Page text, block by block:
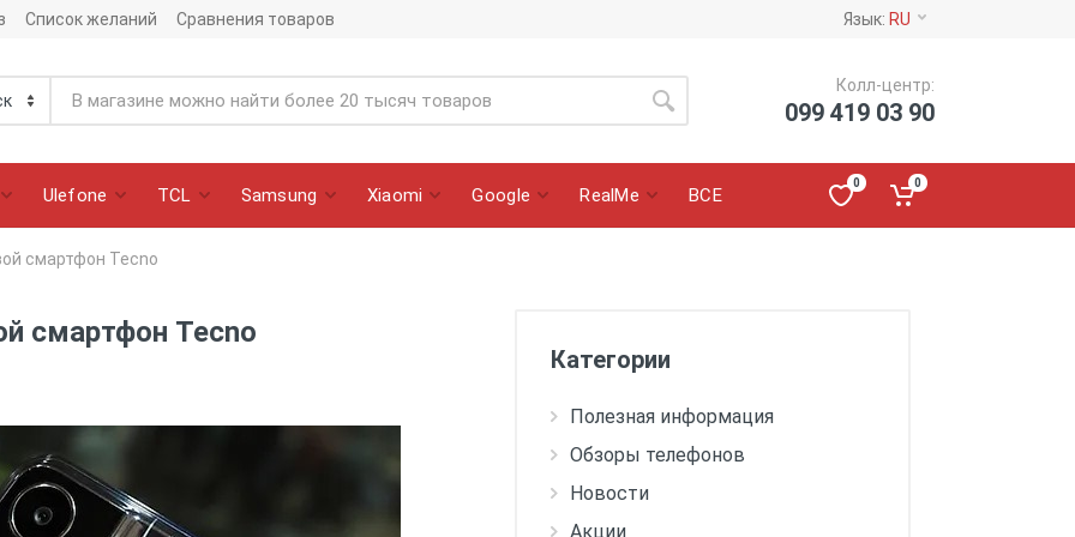
Список желаний Сравнения товаров Язык: RU
Колл-центр:
099 419 03 90
Ulefone TCL Samsung Xiaomi Google RealMe ВСЕ
0 0
смартфон Tecno
смартфон Tecno
Категории
Полезная информация
Обзоры телефонов
Новости
Акции